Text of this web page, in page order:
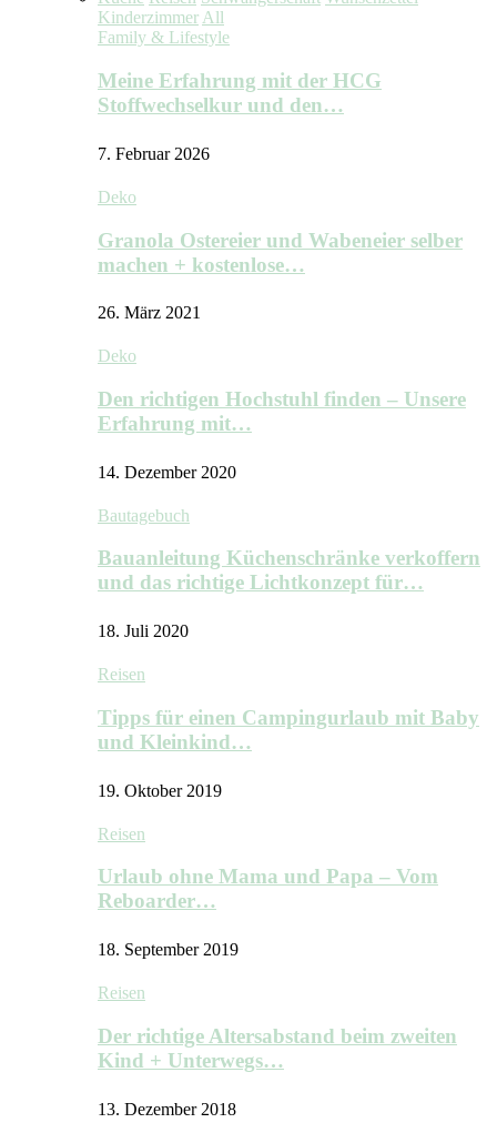
KinderzimmerAll
Family & Lifestyle
Meine Erfahrung mit der HCG
Stoffwechselkur und den…
7. Februar 2026
Deko
Granola Ostereier und Wabeneier selber
machen + kostenlose…
26. März 2021
Deko
Den richtigen Hochstuhl finden – Unsere
Erfahrung mit…
14. Dezember 2020
Bautagebuch
Bauanleitung Küchenschränke verkoffern
und das richtige Lichtkonzept für…
18. Juli 2020
Reisen
Tipps für einen Campingurlaub mit Baby
und Kleinkind…
19. Oktober 2019
Reisen
Urlaub ohne Mama und Papa – Vom
Reboarder…
18. September 2019
Reisen
Der richtige Altersabstand beim zweiten
Kind + Unterwegs…
13. Dezember 2018